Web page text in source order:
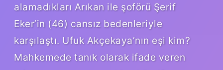
alamadıkları Arıkan ile şoförü Şerif
Eker’in (46) cansız bedenleriyle
karşılaştı. Ufuk Akçekaya’nın eşi kim?
Mahkemede tanık olarak ifade veren